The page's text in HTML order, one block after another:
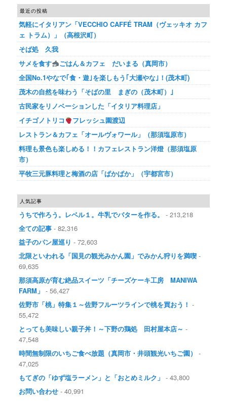
最近の投稿
気軽にイタリアン「VECCHIO CAFFÉ TRAM（ヴェッキオ カフ
ェ トラム）」（高根沢町）
そば処 久我
サメを食す
ごはん＆カフェ だいまる（真岡市）
全国No.1やなで｢食・遊｣を楽しもう｢大瀬やな｣！(茂木町)
茂木の自然を味わう「そばの里 まぎの（茂木町）｣
古民家をリノベーションした「イタリア料理店」
イチゴノトリコ
フレッシュ園渡辺
レストラン＆カフェ「オールヴォワール」（那須塩原市）
料理も景色も楽しめる！！カフェレストラン洋燈（那須塩原
市）
平牧三元豚料理と梅酒の店「ぱかぱか」（宇都宮市）
人気記事
うちで作ろう。レベル１。牛乳でバターを作る。
- 213,218
全ての記事 - 82,316
益子のパン屋巡り - 72,603
北限といわれる「国見の観光みかん園」でみかん狩りを満喫 -
69,635
那須高原が育む絶品スイーツ「チーズケーキ工房 MANIWA
FARM」 - 56,427
佐野市「桃」特集１～佐野フルーツラインで桃を買おう！ -
55,472
とっても美味しい親子丼！～下野の鶏処 田村屋本店～ -
47,548
時間無制限のいちご食べ放題（真岡市・井頭観光いちご園）
-
47,025
もてぎの「ゆず塩ラーメン」と「おとめミルク」 - 43,800
お問い合わせ - 40,991